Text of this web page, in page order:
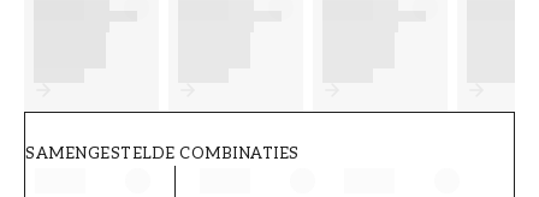
SAMENGESTELDE COMBINATIES